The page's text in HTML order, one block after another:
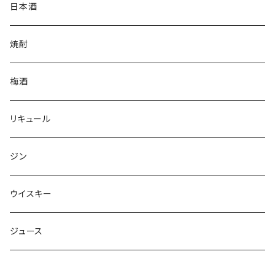
日本酒
焼酎
梅酒
リキュール
ジン
ウイスキー
ジュース